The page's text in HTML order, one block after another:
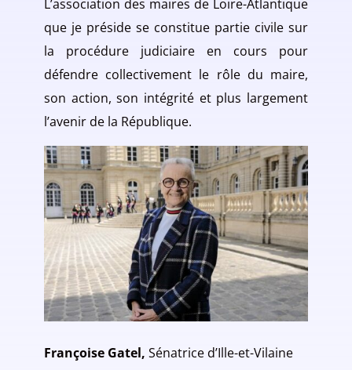
L’association des maires de Loire-Atlantique
que je préside se constitue partie civile sur
la procédure judiciaire en cours pour
défendre collectivement le rôle du maire,
son action, son intégrité et plus largement
l’avenir de la République.
Françoise Gatel, Sénatrice d’Ille-et-Vilaine